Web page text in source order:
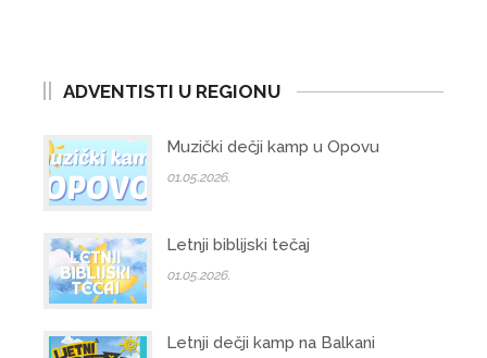
ADVENTISTI U REGIONU
Muzički dečji kamp u Opovu
01.05.2026.
Letnji biblijski tečaj
01.05.2026.
Letnji dečji kamp na Balkani